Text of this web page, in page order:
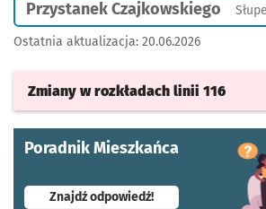
Przystanek Czajkowskiego
Ostatnia aktualizacja: 20.06.2026
Zmiany w rozkładach linii 116
Poradnik Mieszkańca
Znajdź odpowiedź!- otworzy się w